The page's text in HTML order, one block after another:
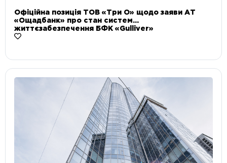
Офіційна позиція ТОВ «Три О» щодо заяви АТ
«Ощадбанк» про стан систем
життєзабезпечення БФК «Gulliver»